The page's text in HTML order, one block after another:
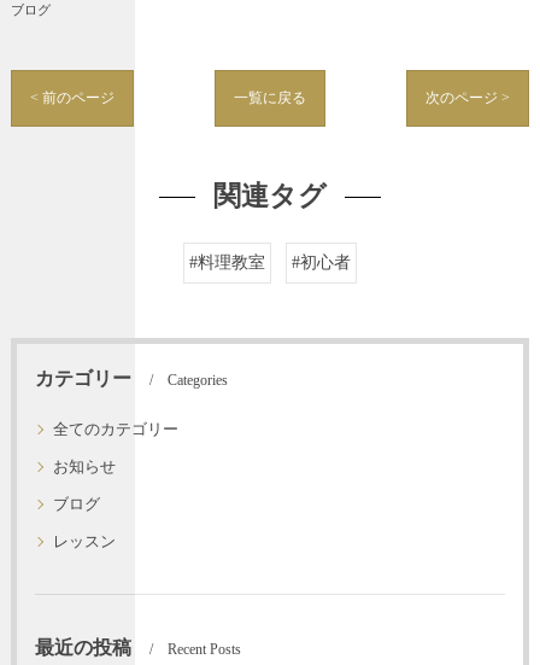
ブログ
< 前のページ 一覧に戻る 次のページ >
関連タグ
#料理教室 #初心者
カテゴリー Categories
全てのカテゴリー
お知らせ
ブログ
レッスン
最近の投稿 Recent Posts